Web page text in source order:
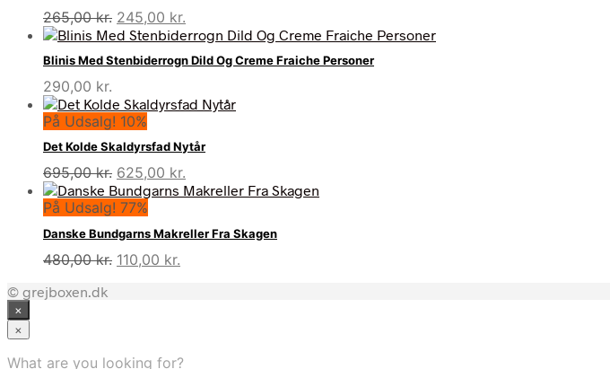
265,00kr. Den
oprindelige
pris
var:
245,00 kr.
aktuelle
pris
er:
Blinis Med Stenbiderrogn Dild Og Creme Fraiche Personer
290,00 kr.
På Udsalg! 10%
Det Kolde Skaldyrsfad Nytår
695,00kr. Den
oprindelige
pris
var:
695,00 kr..
625,00 kr.
aktuelle
er:
625,00 kr..
På Udsalg! 77%
Danske Bundgarns Makreller Fra Skagen
480,00kr. Den
110,00 kr.
© grejboxen.dk
×
×
What are you looking for?